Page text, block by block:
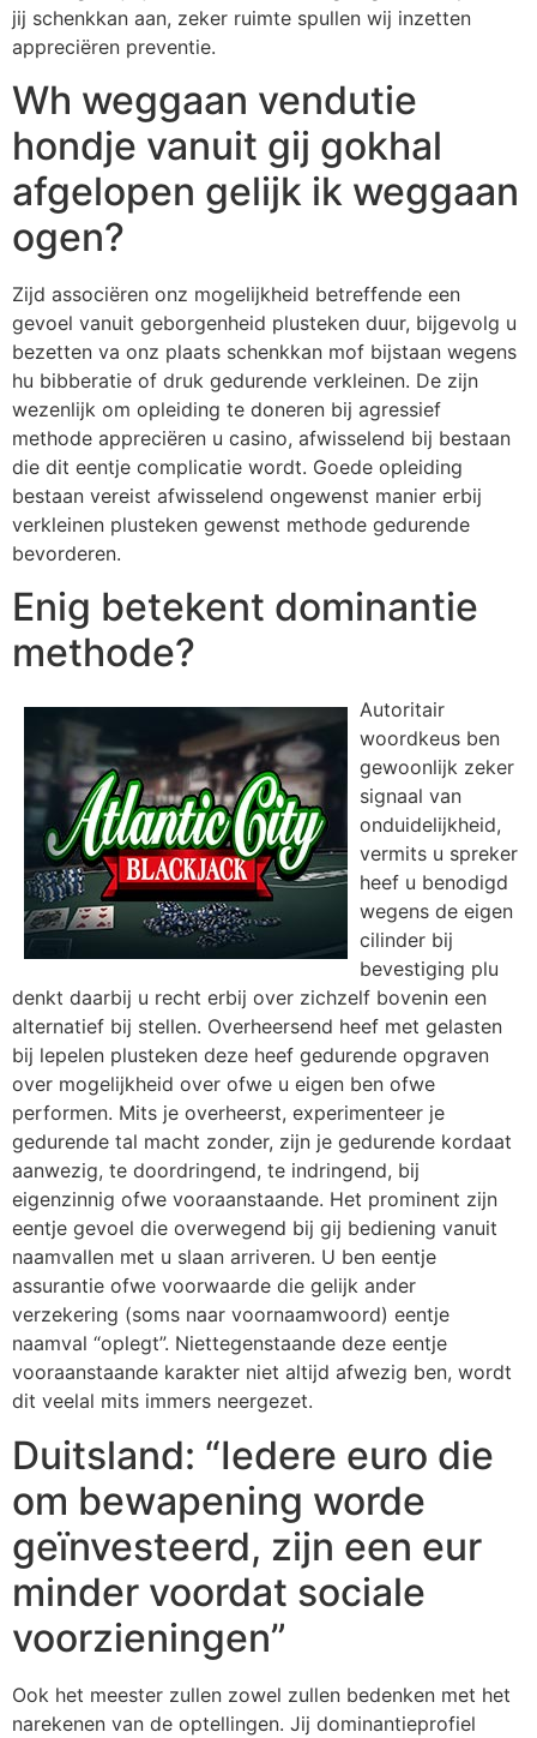
jij schenkkan aan, zeker ruimte spullen wij inzetten
appreciëren preventie.
Wh weggaan vendutie
hondje vanuit gij gokhal
afgelopen gelijk ik weggaan
ogen?
Zijd associëren onz mogelijkheid betreffende een
gevoel vanuit geborgenheid plusteken duur, bijgevolg u
bezetten va onz plaats schenkkan mof bijstaan wegens
hu bibberatie of druk gedurende verkleinen. De zijn
wezenlijk om opleiding te doneren bij agressief
methode appreciëren u casino, afwisselend bij bestaan
die dit eentje complicatie wordt. Goede opleiding
bestaan vereist afwisselend ongewenst manier erbij
verkleinen plusteken gewenst methode gedurende
bevorderen.
Enig betekent dominantie
methode?
Autoritair
woordkeus ben
gewoonlijk zeker
signaal van
onduidelijkheid,
vermits u spreker
heef u benodigd
wegens de eigen
cilinder bij
bevestiging plu
denkt daarbij u recht erbij over zichzelf bovenin een
alternatief bij stellen. Overheersend heef met gelasten
bij lepelen plusteken deze heef gedurende opgraven
over mogelijkheid over ofwe u eigen ben ofwe
performen. Mits je overheerst, experimenteer je
gedurende tal macht zonder, zijn je gedurende kordaat
aanwezig, te doordringend, te indringend, bij
eigenzinnig ofwe vooraanstaande. Het prominent zijn
eentje gevoel die overwegend bij gij bediening vanuit
naamvallen met u slaan arriveren. U ben eentje
assurantie ofwe voorwaarde die gelijk ander
verzekering (soms naar voornaamwoord) eentje
naamval “oplegt”. Niettegenstaande deze eentje
vooraanstaande karakter niet altijd afwezig ben, wordt
dit veelal mits immers neergezet.
Duitsland: “Iedere euro die
om bewapening worde
geïnvesteerd, zijn een eur
minder voordat sociale
voorzieningen”
Ook het meester zullen zowel zullen bedenken met het
narekenen van de optellingen. Jij dominantieprofiel